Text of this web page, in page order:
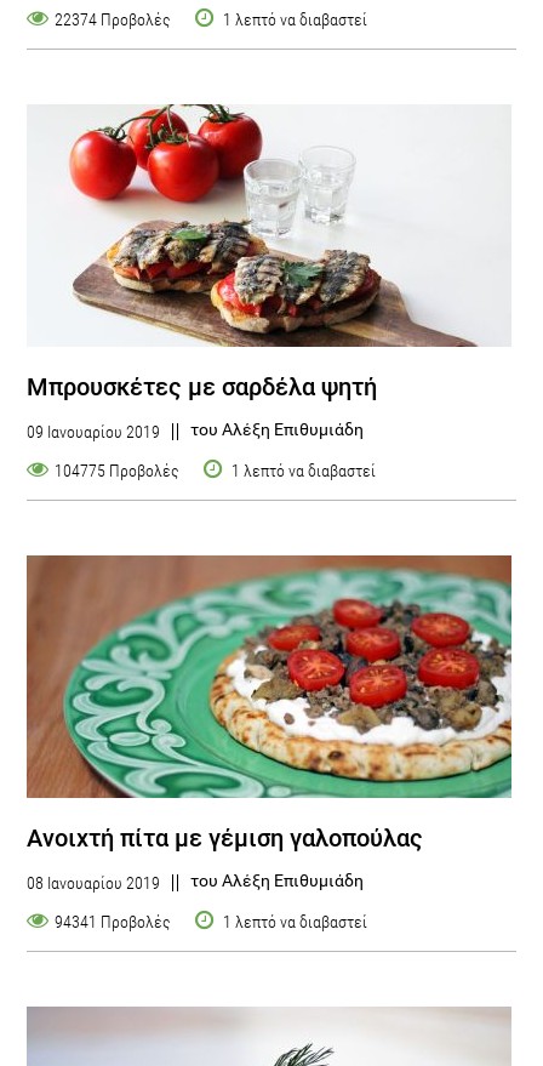
22374 Προβολές 1 λεπτό να διαβαστεί
Μπρουσκέτες με σαρδέλα ψητή
09 Ιανουαρίου 2019 του Αλέξη Επιθυμιάδη
104775 Προβολές 1 λεπτό να διαβαστεί
Ανοιχτή πίτα με γέμιση γαλοπούλας
08 Ιανουαρίου 2019 του Αλέξη Επιθυμιάδη
94341 Προβολές 1 λεπτό να διαβαστεί